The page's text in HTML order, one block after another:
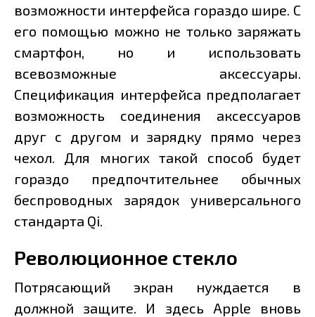
возможности интерфейса гораздо шире. С
его помощью можно не только заряжать
смартфон, но и использовать
всевозможные аксессуары.
Спецификация интерфейса предполагает
возможность соединения аксессуаров
друг с другом и зарядку прямо через
чехол. Для многих такой способ будет
гораздо предпочтительнее обычных
беспроводных зарядок универсального
стандарта Qi.
Революционное стекло
Потрясающий экран нуждается в
должной защите. И здесь Apple вновь